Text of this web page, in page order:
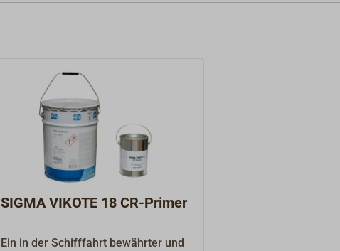
SIGMA VIKOTE 18 CR-Primer
Ein in der Schifffahrt bewährter und